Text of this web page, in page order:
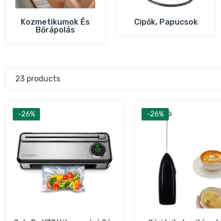
Kozmetikumok És
Bőrápolás
Cipők, Papucsok
23 products
-26% -26%